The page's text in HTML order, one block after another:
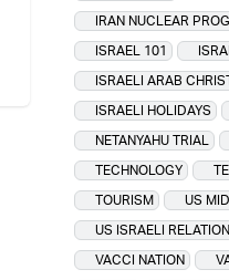
IRAN NUCLEAR
ISRAEL 101
ISRAELI ARAB
ISRAELI HOLIDAYS
NETANYAHU TRIAL
TECHNOLOGY
TOURISM
US
US ISRAELI
VACCI NATION